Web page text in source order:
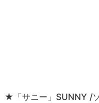
★「サニー」SUNNY /